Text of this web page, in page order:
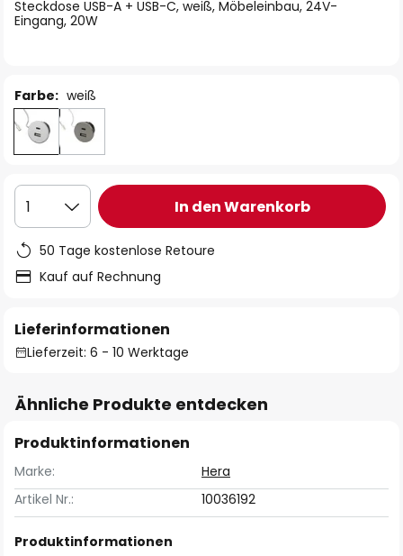
Steckdose USB-A + USB-C, weiß, Möbeleinbau, 24V-
Eingang, 20W
Farbe: weiß
1 In den Warenkorb
50 Tage kostenlose Retoure
Kauf auf Rechnung
Lieferinformationen
Lieferzeit: 6 - 10 Werktage
Ähnliche Produkte entdecken
Produktinformationen
Marke:
Hera
Artikel Nr.:
10036192
Produktinformationen